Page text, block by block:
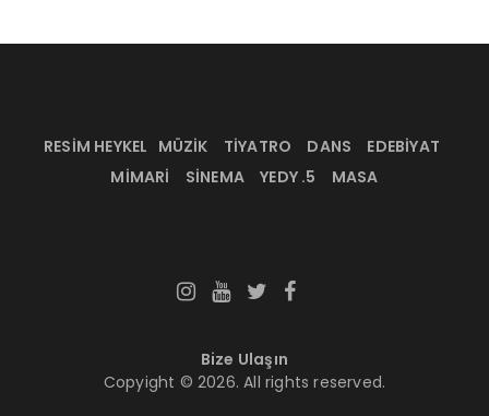
RESİM HEYKEL MÜZİK TİYATRO DANS
EDEBİYAT
MİMARİ
SİNEMA YEDY .5 MASA
Bize Ulaşın
Copyight © 2026. All rights reserved.